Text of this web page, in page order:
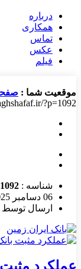
درباره
همکاری
تماس
عکس
فیلم
موقعیت شما :
?p=1092
شناسه : 1092
06 دسامبر 2025 - 10:36
ارسال توسط
عملکرد مثبت